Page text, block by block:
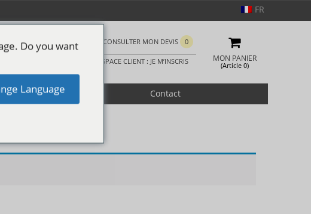
Promotion Contact
CONSULTER MON DEVIS 0
ESPACE CLIENT : JE M’INSCRIS MON PANIER
(Article 0)
FR
Do you want
Language